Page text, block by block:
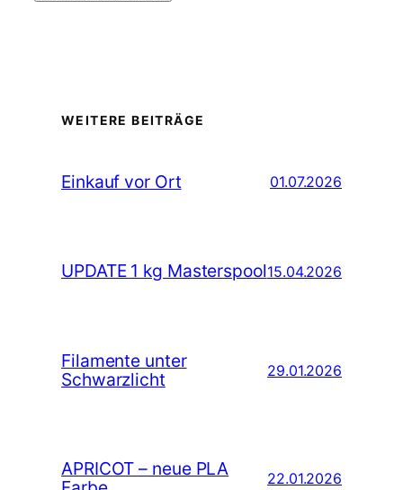
WEITERE BEITRÄGE
Einkauf vor Ort 01.07.2026
UPDATE 1 kg Masterspool15.04.2026
Filamente unter
Schwarzlicht
29.01.2026
APRICOT – neue PLA
22.01.2026